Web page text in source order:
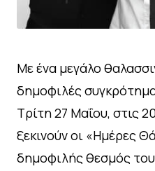
Με ένα μεγάλο
δημοφιλές
Τρίτη 27 Μαΐου, στις
ξεκινούν οι «Ημέρες
δημοφιλής θεσμός